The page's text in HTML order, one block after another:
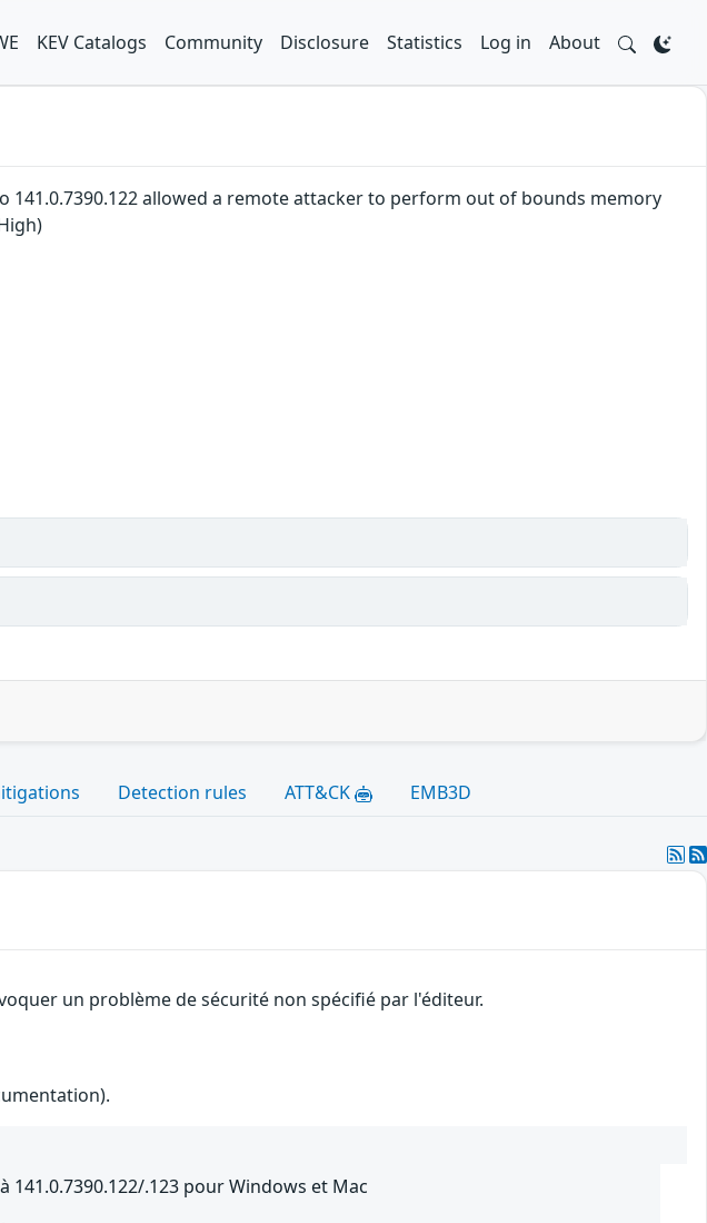
KEV Catalogs Community Disclosure Statistics Log in About
141.0.7390.122 allowed a remote attacker to perform out of bounds memory
Detection rules ATT&CK EMB3D
un problème de sécurité non spécifié par l'éditeur.
141.0.7390.122/.123 pour Windows et Mac